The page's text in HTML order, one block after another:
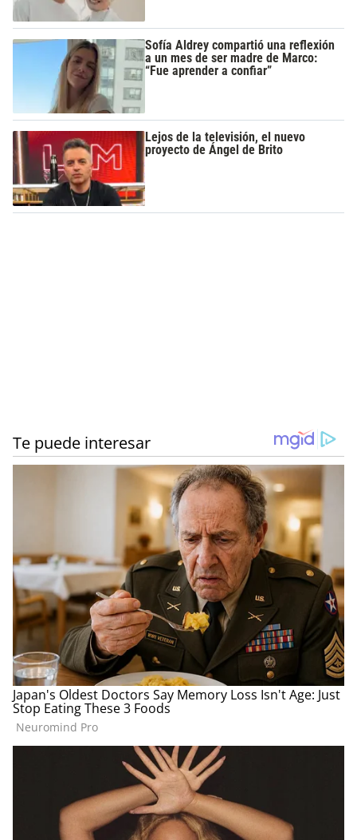
Sofía Aldrey compartió una reflexión
a un mes de ser madre de Marco:
“Fue aprender a confiar”
Lejos de la televisión, el nuevo
proyecto de Ángel de Brito